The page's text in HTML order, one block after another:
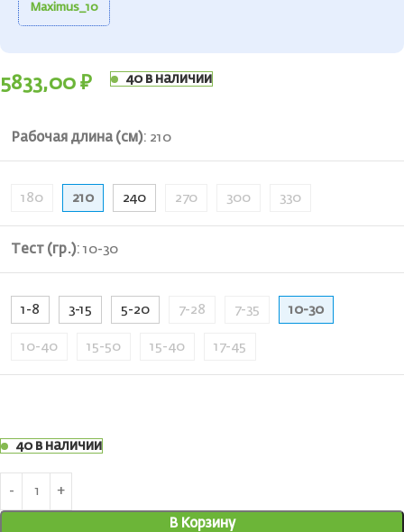
Maximus_10
5833,00 ₽ 40 в наличии
Рабочая длина (см): 210
180 210 240 270 300 330
Тест (гр.): 10-30
1-8 3-15 5-20 7-28 7-35 10-30
10-40 15-50 15-40 17-45
40 в наличии
В Корзину